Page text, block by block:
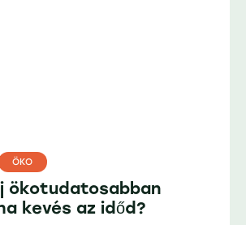
ÖKO
ökotudatosabban
kevés az időd?